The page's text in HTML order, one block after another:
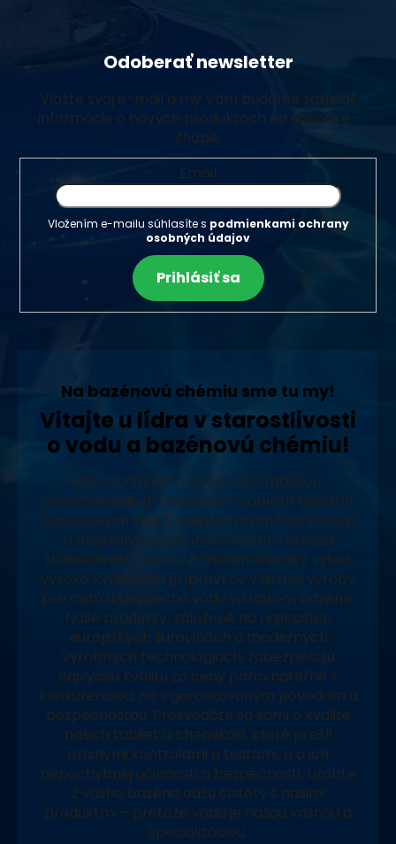
Odoberať newsletter
Vložte svoj e-mail a my Vám budeme zasielať
informácie o nových produktoch na našom e-
shope.
Email
Vložením e-mailu súhlasíte s podmienkami ochrany
osobných údajov
Prihlásiť sa
Na bazénovú chémiu sme tu my!
Vitajte u lídra v starostlivosti
o vodu a bazénovú chémiu!
Naša rodinná firma sa pýši tradíciou,
vysokoškolským vzdelaním v oblasti čistiarní
odpadových vôd a vodárenských technológií
a neustálym zdokonaľovaním v oblasti
starostlivosti o vodu. Ponúkame široký výber
vysoko kvalitných prípravkov vlastnej výroby
pre čistú a bezpečnú vodu vo vašom bazéne.
Naše produkty, založené na najlepších
európskych surovinách a moderných
výrobných technológiách, zabezpečujú
najvyššiu kvalitu za ceny porovnateľné s
konkurenciou, no s garantovaným pôvodom a
bezpečnosťou. Presvedčte sa sami o kvalite
našich tabliet a chemikálií, ktoré prešli
prísnymi kontrolami a testami, a o ich
nepochybnej účinnosti a bezpečnosti. Urobte
z vášho bazéna oázu čistoty s našimi
produktmi – pretože voda je našou vášňou a
špecializáciou.